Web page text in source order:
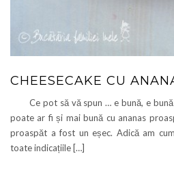
CHEESECAKE CU
Ce pot să vă spun … e bună, e bună
poate ar fi și mai bună cu ananas
proaspăt a fost un eșec. Adică am
toate indicațiile […]